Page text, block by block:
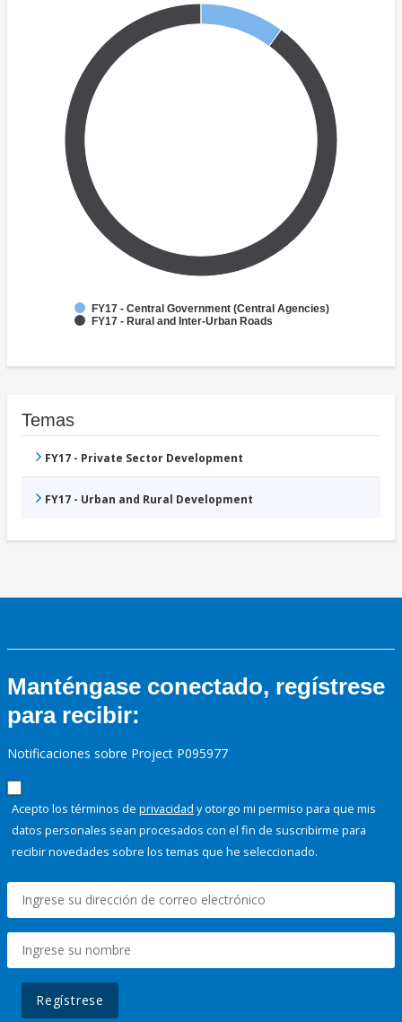
FY17 - Central Government (Central Agencies)
FY17 - Rural and Inter-Urban Roads
Temas
FY17 - Private Sector Development
FY17 - Urban and Rural Development
Manténgase conectado, regístrese
para recibir:
Notificaciones sobre Project P095977
Acepto los términos de privacidad y otorgo mi permiso para que mis
datos personales sean procesados con el fin de suscribirme para
recibir novedades sobre los temas que he seleccionado.
Regístrese